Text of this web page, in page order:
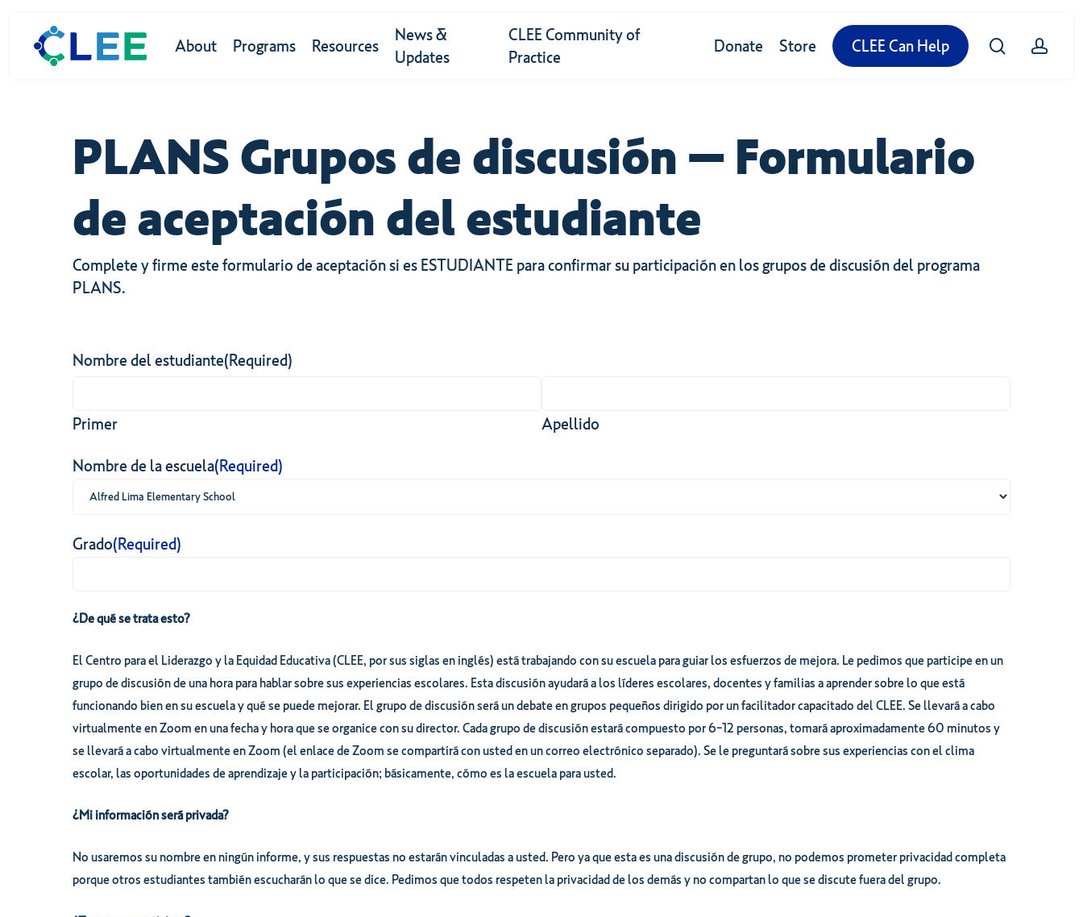
About Programs Resources
News &
Updates
CLEE Community of
Practice
Donate Store CLEE Can Help search
PLANS Grupos de discusión – Formulario
de aceptación del estudiante
Complete y firme este formulario de aceptación si es ESTUDIANTE para confirmar su participación en los grupos de discusión del programa
PLANS.
Nombre del estudiante(Required)
Primer Apellido
Nombre de la escuela(Required)
Grado(Required)
¿De qué se trata esto?
El Centro para el Liderazgo y la Equidad Educativa (CLEE, por sus siglas en inglés) está trabajando con su escuela para guiar los esfuerzos de mejora. Le pedimos que participe en un
grupo de discusión de una hora para hablar sobre sus experiencias escolares. Esta discusión ayudará a los líderes escolares, docentes y familias a aprender sobre lo que está
funcionando bien en su escuela y qué se puede mejorar. El grupo de discusión será un debate en grupos pequeños dirigido por un facilitador capacitado del CLEE. Se llevará a cabo
virtualmente en Zoom en una fecha y hora que se organice con su director. Cada grupo de discusión estará compuesto por 6-12 personas, tomará aproximadamente 60 minutos y
se llevará a cabo virtualmente en Zoom (el enlace de Zoom se compartirá con usted en un correo electrónico separado). Se le preguntará sobre sus experiencias con el clima
escolar, las oportunidades de aprendizaje y la participación; básicamente, cómo es la escuela para usted.
¿Mi información será privada?
No usaremos su nombre en ningún informe, y sus respuestas no estarán vinculadas a usted. Pero ya que esta es una discusión de grupo, no podemos prometer privacidad completa
porque otros estudiantes también escucharán lo que se dice. Pedimos que todos respeten la privacidad de los demás y no compartan lo que se discute fuera del grupo.